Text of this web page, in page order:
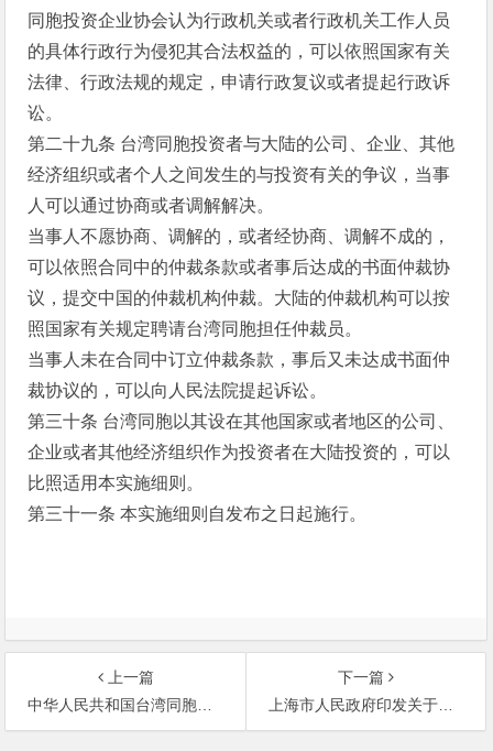
同胞投资企业协会认为行政机关或者行政机关工作人员
的具体行政行为侵犯其合法权益的，可以依照国家有关
法律、行政法规的规定，申请行政复议或者提起行政诉
讼。
第二十九条 台湾同胞投资者与大陆的公司、企业、其他
经济组织或者个人之间发生的与投资有关的争议，当事
人可以通过协商或者调解解决。
当事人不愿协商、调解的，或者经协商、调解不成的，
可以依照合同中的仲裁条款或者事后达成的书面仲裁协
议，提交中国的仲裁机构仲裁。大陆的仲裁机构可以按
照国家有关规定聘请台湾同胞担任仲裁员。
当事人未在合同中订立仲裁条款，事后又未达成书面仲
裁协议的，可以向人民法院提起诉讼。
第三十条 台湾同胞以其设在其他国家或者地区的公司、
企业或者其他经济组织作为投资者在大陆投资的，可以
比照适用本实施细则。
第三十一条 本实施细则自发布之日起施行。
上一篇
中华人民共和国台湾同胞投资保护法
下一篇
上海市人民政府印发关于促进上海服务外包发展若干意见的通知